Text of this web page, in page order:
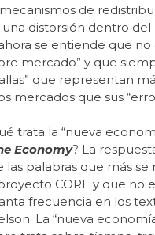
de
distorsión dentro del
se entiende que no
mercado” y que
que representan
mercados que sus
trata la “nueva
Economy? La
las palabras que más
CORE y que no
frecuencia en los
La “nueva